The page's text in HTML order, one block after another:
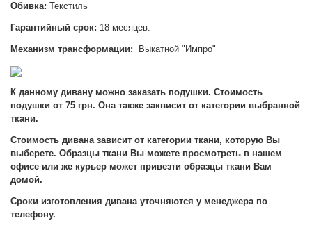
Обивка: Текстиль
Гарантийный срок: 18 месяцев.
Механизм трансформации: Выкатной "Импро"
К данному дивану можно заказать подушки. Стоимость
подушки от 75 грн. Она также заквисит от категории выбранной
ткани.
Стоимость дивана зависит от категории ткани, которую Вы
выберете. Образцы ткани Вы можете просмотреть в нашем
офисе или же курьер может привезти образцы ткани Вам
домой.
Сроки изготовления дивана уточняются у менеджера по
телефону.